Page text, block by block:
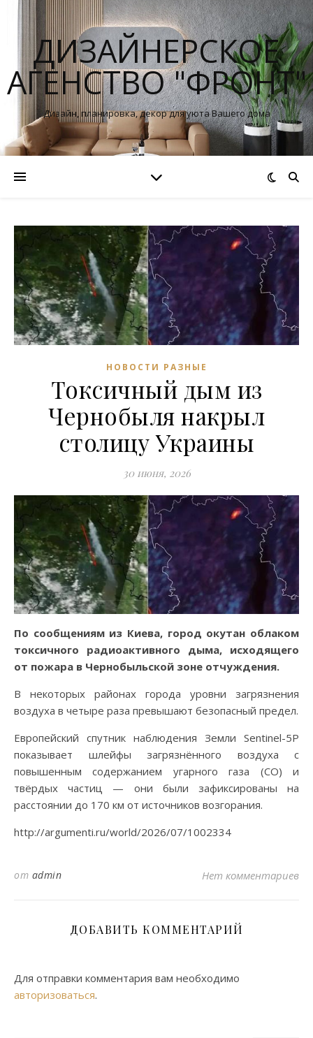
ДИЗАЙНЕРСКОЕ
АГЕНСТВО "ФРОНТ"
Дизайн, планировка, декор для уюта Вашего дома
НОВОСТИ РАЗНЫЕ
Токсичный дым из
Чернобыля накрыл
столицу Украины
30 июня, 2026
По сообщениям из Киева, город окутан облаком
токсичного радиоактивного дыма, исходящего
от пожара в Чернобыльской зоне отчуждения.
В некоторых районах города уровни загрязнения
воздуха в четыре раза превышают безопасный предел.
Европейский спутник наблюдения Земли Sentinel-5P
показывает шлейфы загрязнённого воздуха с
повышенным содержанием угарного газа (CO) и
твёрдых частиц — они были зафиксированы на
расстоянии до 170 км от источников возгорания.
http://argumenti.ru/world/2026/07/1002334
от admin Нет комментариев
ДОБАВИТЬ КОММЕНТАРИЙ
Для отправки комментария вам необходимо
авторизоваться.